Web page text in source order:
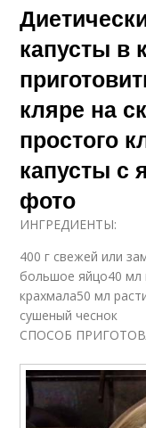
капусты в
кляре на
простого
капусты с
фото
ИНГРЕДИЕНТЫ:
400 г свежей или
большое яйцо40 мл
крахмала50 мл
сушеный чеснок
СПОСОБ